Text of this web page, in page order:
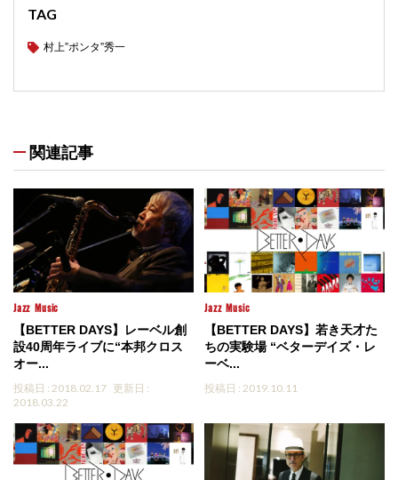
TAG
村上”ポンタ”秀一
関連記事
Jazz Music
【BETTER DAYS】レーベル創
設40周年ライブに“本邦クロス
オー...
投稿日 : 2018.02.17 更新日 :
2018.03.22
Jazz Music
【BETTER DAYS】若き天才た
ちの実験場 “ベターデイズ・レ
ーベ...
投稿日 : 2019.10.11